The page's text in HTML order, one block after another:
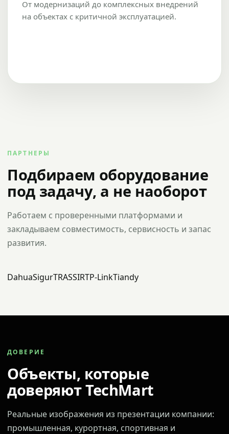
От модернизаций до комплексных внедрений
на объектах с критичной эксплуатацией.
ПАРТНЕРЫ
Подбираем оборудование
под задачу, а не наоборот
Работаем с проверенными платформами и
закладываем совместимость, сервисность и запас
развития.
DahuaSigurTRASSIRTP-LinkTiandy
ДОВЕРИЕ
Объекты, которые
доверяют TechMart
Реальные изображения из презентации компании:
промышленная, курортная, спортивная и